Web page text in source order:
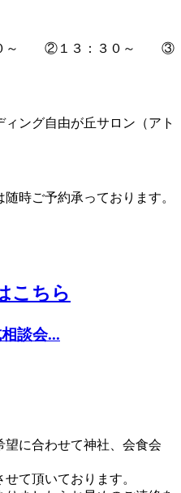
０～ ②１３：３０～ ③
グ自由が丘サロン（アト
時ご予約承っております。
ちら
談会...
に合わせて神社、会食会
て頂いております。